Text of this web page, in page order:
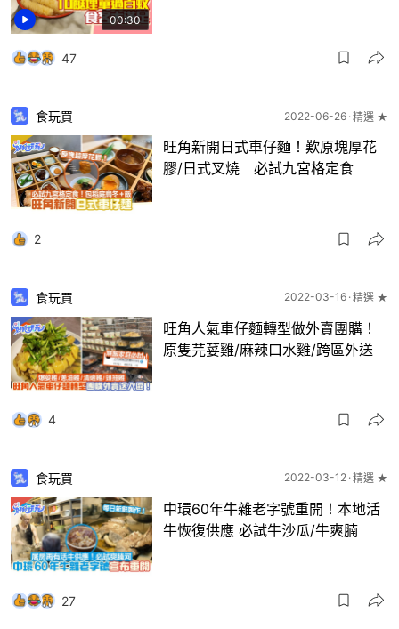
00:30
47
食玩買 2022-06-26 精選 ★
旺角新開日式車仔麵！歎原塊厚花
膠/日式叉燒 必試九宮格定食
2
食玩買 2022-03-16 精選 ★
旺角人氣車仔麵轉型做外賣團購！
原隻芫荽雞/麻辣口水雞/跨區外送
4
食玩買 2022-03-12 精選 ★
中環60年牛雜老字號重開！本地活
牛恢復供應 必試牛沙瓜/牛爽腩
27